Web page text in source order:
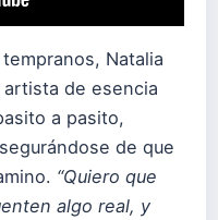
Natalia
de esencia
a pasito,
de que
“Quiero que
algo real, y